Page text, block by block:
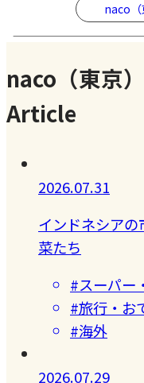
naco（
naco（東京
Article
2026.07.31
インドネシア
菜たち
#スーパー
#旅行・お
#海外
2026.07.29